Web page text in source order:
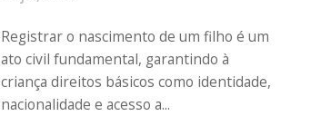
Registrar o nascimento de um filho é um
ato civil fundamental, garantindo à
criança direitos básicos como identidade,
nacionalidade e acesso a...